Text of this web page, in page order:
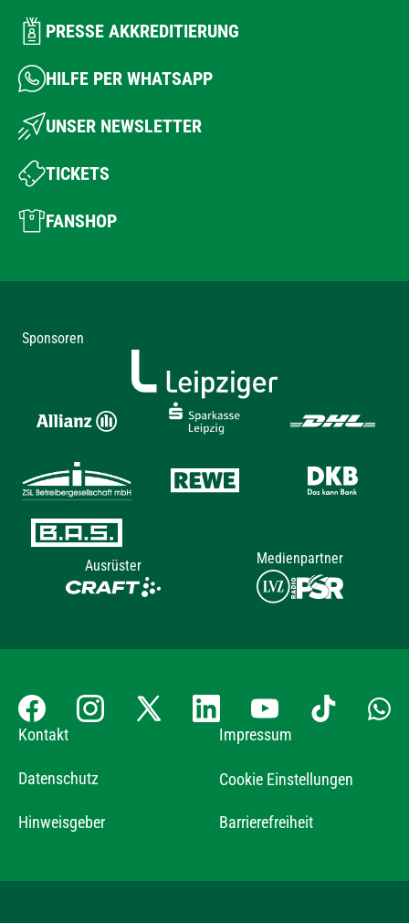
PRESSE AKKREDITIERUNG
HILFE PER WHATSAPP
UNSER NEWSLETTER
TICKETS
FANSHOP
Sponsoren
Ausrüster Medienpartner
Kontakt Impressum
Datenschutz Cookie Einstellungen
Hinweisgeber Barrierefreiheit